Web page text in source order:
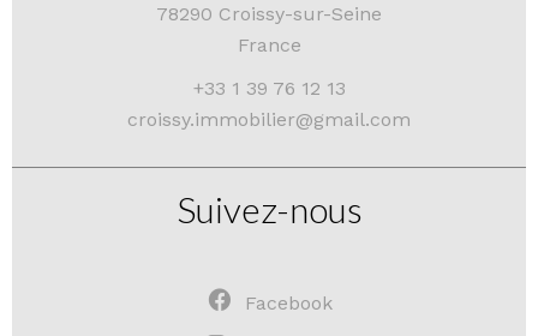
78290 Croissy-sur-Seine
France
+33 1 39 76 12 13
croissy.immobilier@gmail.com
Suivez-nous
Facebook